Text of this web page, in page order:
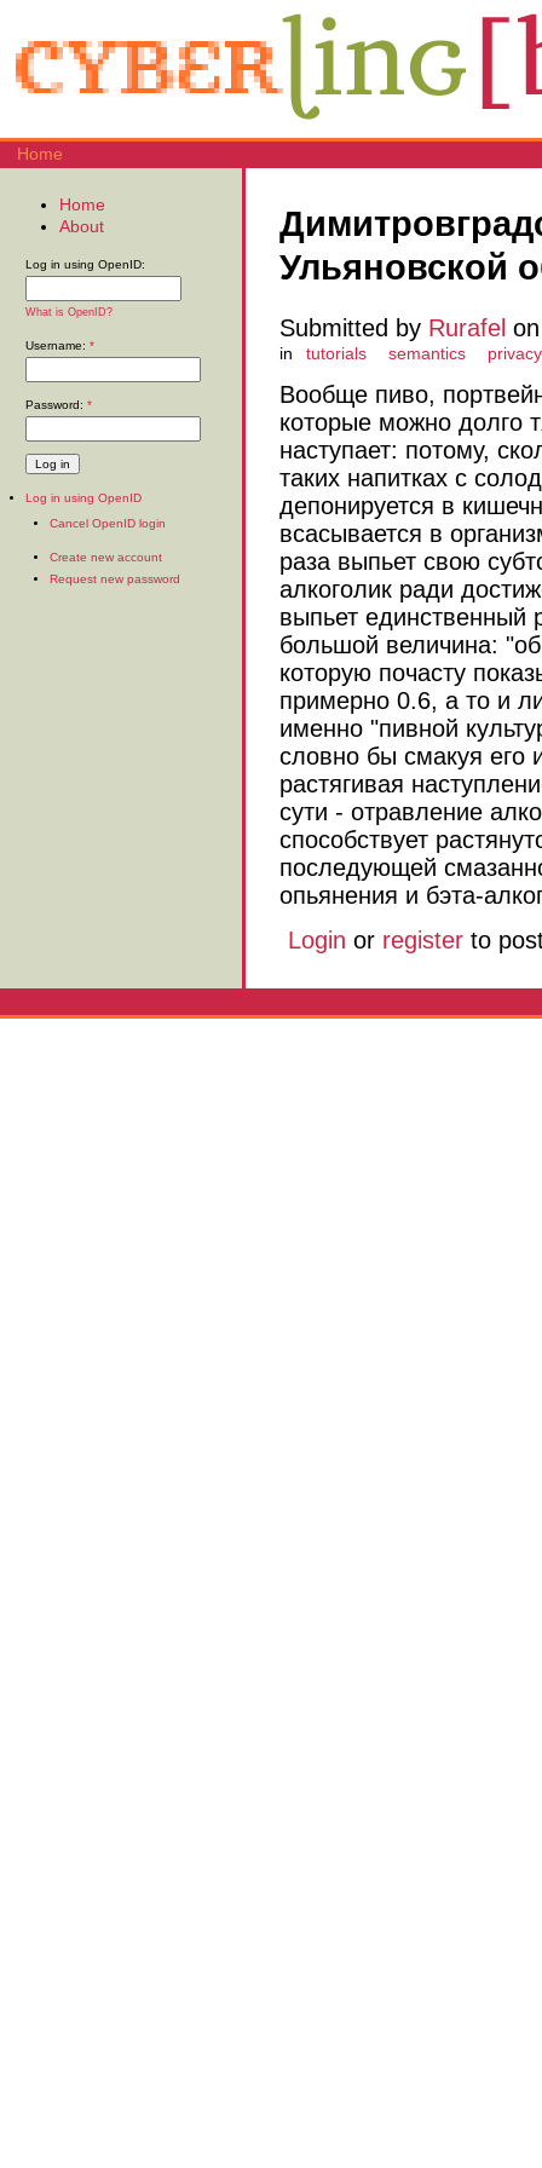
Home
Ульяновской
Submitted by Rurafel
in tutorials semantics
Вообще пиво,
которые можно долго
наступает: потому,
таких напитках с
депонируется в
всасывается в
раза выпьет свою
алкоголик ради
выпьет единственный
большой величина:
которую почасту
примерно 0.6, а то и
именно "пивной
словно бы смакуя его
растягивая
сути - отравление
способствует
последующей
опьянения и бэта-
Login or register to
Home
About
Log in using OpenID:
What is OpenID?
Username: *
Password: *
Log in using OpenID
Cancel OpenID login
Create new account
Request new password